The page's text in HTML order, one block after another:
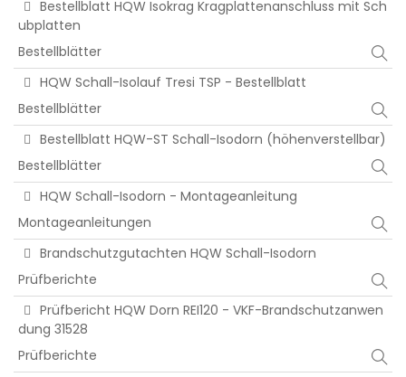
Bestellblatt HQW Isokrag Kragplattenanschluss mit Sch
ubplatten
Bestellblätter
HQW Schall-Isolauf Tresi TSP - Bestellblatt
Bestellblätter
Bestellblatt HQW-ST Schall-Isodorn (höhenverstellbar)
Bestellblätter
HQW Schall-Isodorn - Montageanleitung
Montageanleitungen
Brandschutzgutachten HQW Schall-Isodorn
Prüfberichte
Prüfbericht HQW Dorn REI120 - VKF-Brandschutzanwen
dung 31528
Prüfberichte